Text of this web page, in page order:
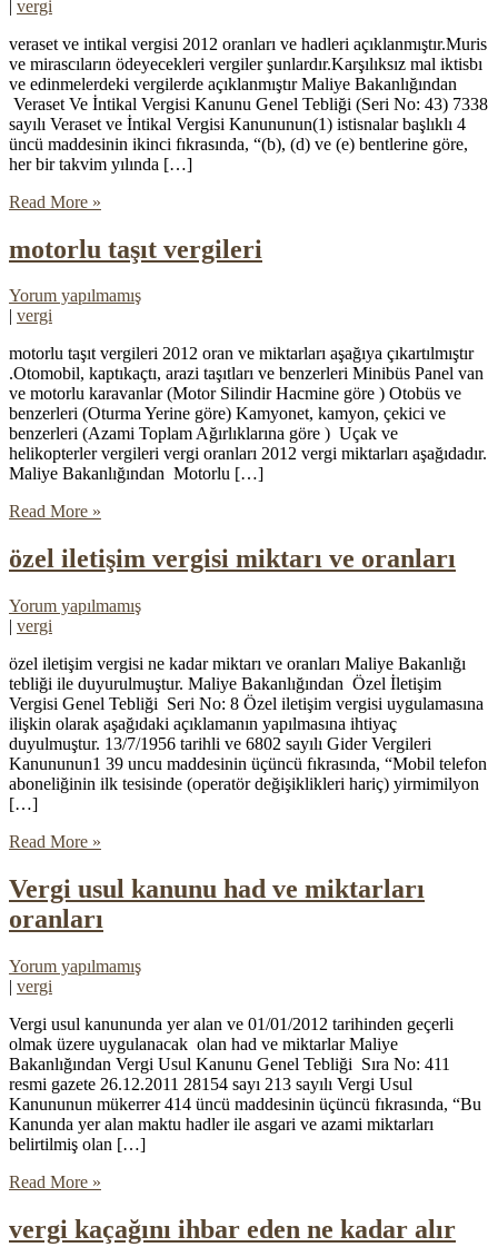
vergi
veraset ve intikal vergisi 2012 oranları ve hadleri açıklanmıştır.Muris
ve mirascıların ödeyecekleri vergiler şunlardır.Karşılıksız mal iktisbı
ve edinmelerdeki vergilerde açıklanmıştır Maliye Bakanlığından
Veraset Ve İntikal Vergisi Kanunu Genel Tebliği (Seri No: 43) 7338
sayılı Veraset ve İntikal Vergisi Kanununun(1) istisnalar başlıklı 4
üncü maddesinin ikinci fıkrasında, “(b), (d) ve (e) bentlerine göre,
her bir takvim yılında […]
Read More »
motorlu taşıt vergileri
Yorum yapılmamış
| vergi
motorlu taşıt vergileri 2012 oran ve miktarları aşağıya çıkartılmıştır
.Otomobil, kaptıkaçtı, arazi taşıtları ve benzerleri Minibüs Panel van
ve motorlu karavanlar (Motor Silindir Hacmine göre ) Otobüs ve
benzerleri (Oturma Yerine göre) Kamyonet, kamyon, çekici ve
benzerleri (Azami Toplam Ağırlıklarına göre ) Uçak ve
helikopterler vergileri vergi oranları 2012 vergi miktarları aşağıdadır.
Maliye Bakanlığından Motorlu […]
Read More »
özel iletişim vergisi miktarı ve oranları
Yorum yapılmamış
| vergi
özel iletişim vergisi ne kadar miktarı ve oranları Maliye Bakanlığı
tebliği ile duyurulmuştur. Maliye Bakanlığından Özel İletişim
Vergisi Genel Tebliği Seri No: 8 Özel iletişim vergisi uygulamasına
ilişkin olarak aşağıdaki açıklamanın yapılmasına ihtiyaç
duyulmuştur. 13/7/1956 tarihli ve 6802 sayılı Gider Vergileri
Kanununun1 39 uncu maddesinin üçüncü fıkrasında, “Mobil telefon
aboneliğinin ilk tesisinde (operatör değişiklikleri hariç) yirmimilyon
[…]
Read More »
Vergi usul kanunu had ve miktarları
oranları
Yorum yapılmamış
| vergi
Vergi usul kanununda yer alan ve 01/01/2012 tarihinden geçerli
olmak üzere uygulanacak olan had ve miktarlar Maliye
Bakanlığından Vergi Usul Kanunu Genel Tebliği Sıra No: 411
resmi gazete 26.12.2011 28154 sayı 213 sayılı Vergi Usul
Kanununun mükerrer 414 üncü maddesinin üçüncü fıkrasında, “Bu
Kanunda yer alan maktu hadler ile asgari ve azami miktarları
belirtilmiş olan […]
Read More »
vergi kaçağını ihbar eden ne kadar alır